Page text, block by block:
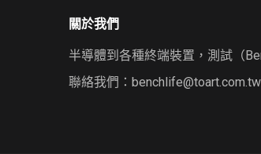
關於我們
半導體到各種終端裝置，測試（
聯絡我們： benchlife@toart.com.tw